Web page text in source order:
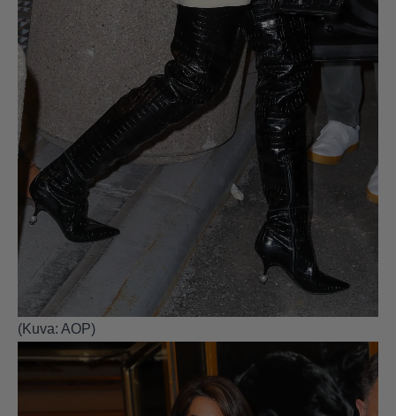
(Kuva: AOP)